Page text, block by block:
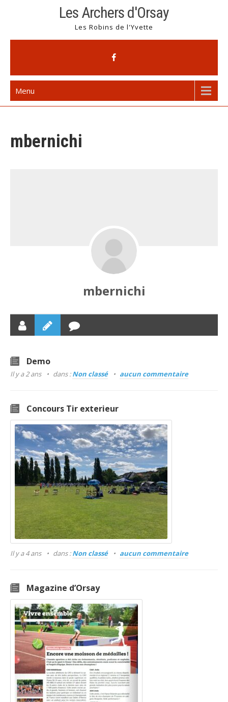
Les Archers d'Orsay
Les Robins de l'Yvette
Menu
mbernichi
mbernichi
Demo
Il y a 2 ans dans :Non classé aucun commentaire
Concours Tir exterieur
Il y a 4 ans dans :Non classé aucun commentaire
Magazine d’Orsay